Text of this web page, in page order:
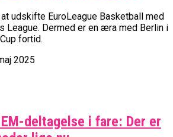
udskifte EuroLeague Basketball med
League. Dermed er en æra med Berlin i
fortid.
2025
deltagelse i fare: Der er